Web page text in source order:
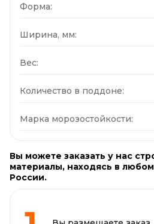
Форма:
Ширина, мм:
Вес:
Количество в поддоне:
Марка морозостойкости:
Вы можете заказать у нас
материалы, находясь в
России.